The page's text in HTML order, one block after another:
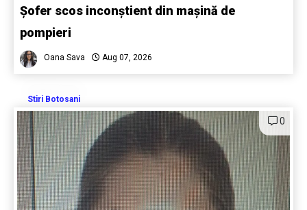
Șofer scos inconștient din mașină de
pompieri
Oana Sava Aug 07, 2026
Stiri Botosani
0